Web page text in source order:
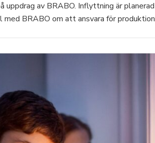
uppdrag av BRABO. Inflyttning är
BRABO om att ansvara för